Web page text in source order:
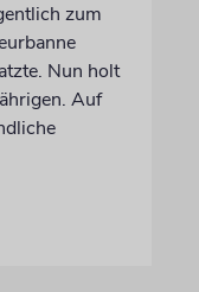
zum
Nun holt
Auf